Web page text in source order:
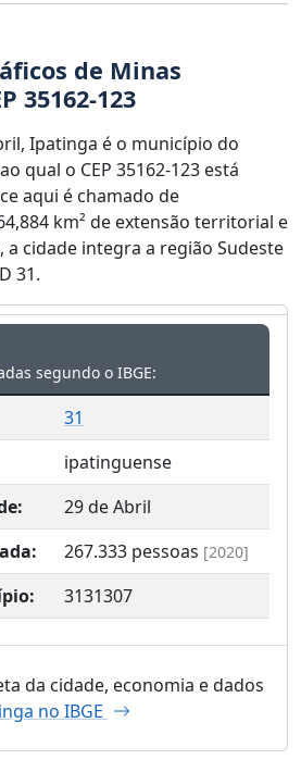
de Minas
35162-123
Ipatinga é o município do
qual o CEP 35162-123 está
aqui é chamado de
km² de extensão territorial e
a cidade integra a região Sudeste
31.
segundo o IBGE:
31
ipatinguense
29 de Abril
267.333 pessoas [2020]
3131307
da cidade, economia e dados
no IBGE